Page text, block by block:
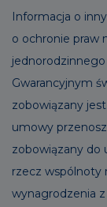
Informacja o
o ochronie praw
Gwarancyjnym
zobowiązany
umowy
zobowiązany do
rzecz wspólnoty
wynagrodzenia